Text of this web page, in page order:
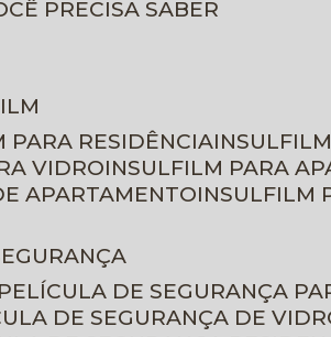
PRECISA SABER
PARA RESIDÊNCIA
VIDRO INSULFILM PARA
APARTAMENTO INSULFILM
PELÍCULA DE SEGURANÇA
DE SEGURANÇA DE